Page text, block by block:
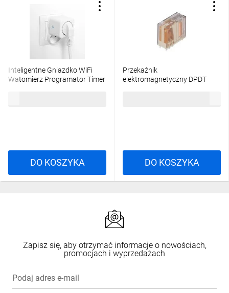
Inteligentne Gniazdko WiFi
Watomierz Programator Timer
DO KOSZYKA
Przekaźnik
elektromagnetyczny DPDT
DO KOSZYKA
Zapisz się, aby otrzymać informacje o nowościach,
promocjach i wyprzedażach
Podaj adres e-mail